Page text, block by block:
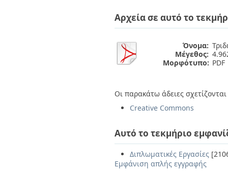
Αρχεία σε αυτό το
Όνομα:
Μέγεθος:
Μορφότυπο: PDF
Οι παρακάτω άδειες
Creative Commons
Αυτό το τεκμήριο
Διπλωματικές Εργασίες
Εμφάνιση απλής εγγραφής